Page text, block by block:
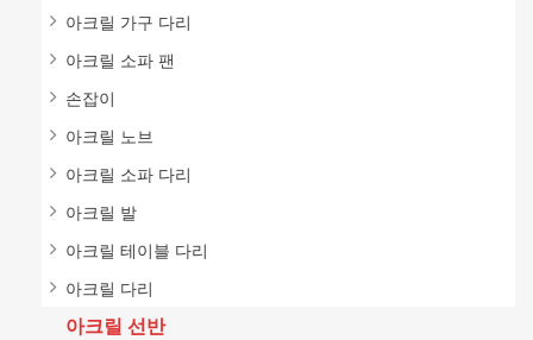
아크릴 가구 다리
아크릴 소파 팬
손잡이
아크릴 노브
아크릴 소파 다리
아크릴 발
아크릴 테이블 다리
아크릴 다리
아크릴 선반